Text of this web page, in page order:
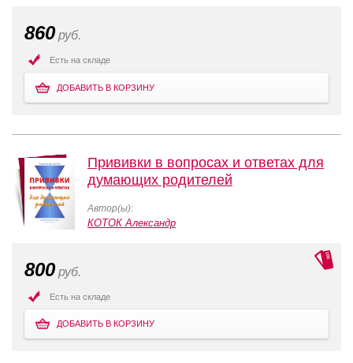
860 руб.
Есть на складе
ДОБАВИТЬ В КОРЗИНУ
Прививки в вопросах и ответах для
думающих родителей
Автор(ы):
КОТОК Александр
800 руб.
Есть на складе
ДОБАВИТЬ В КОРЗИНУ